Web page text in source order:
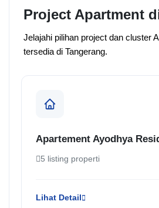
Project Apartment
Jelajahi pilihan project dan cluster
tersedia di Tangerang.
Apartement Ayodhya
5 listing properti
Lihat Detail